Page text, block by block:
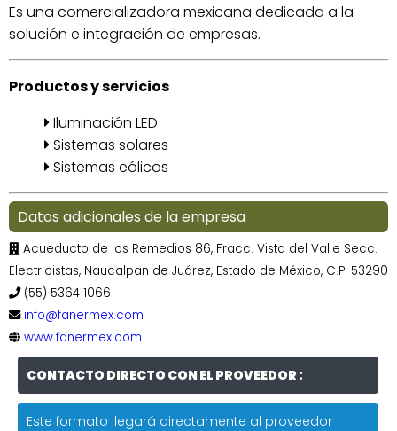
Es una comercializadora mexicana dedicada a la
solución e integración de empresas.
Productos y servicios
Iluminación LED
Sistemas solares
Sistemas eólicos
Datos adicionales de la empresa
Acueducto de los Remedios 86, Fracc. Vista del Valle Secc.
Electricistas, Naucalpan de Juárez, Estado de México, C.P. 53290
(55) 5364 1066
info@fanermex.com
www.fanermex.com
CONTACTO DIRECTO CON EL PROVEEDOR :
Este formato llegará directamente al proveedor